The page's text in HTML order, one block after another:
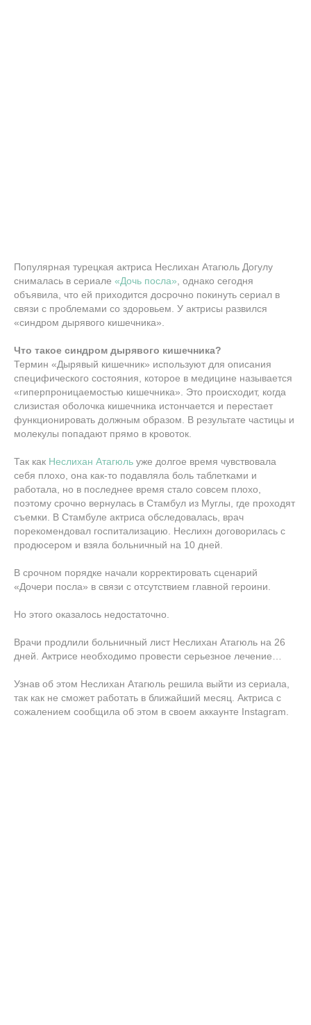
Популярная турецкая актриса Неслихан Атагюль Догулу
снималась в сериале «Дочь посла» , однако сегодня
объявила, что ей приходится досрочно покинуть сериал в
связи с проблемами со здоровьем. У актрисы развился
«синдром дырявого кишечника».
Что такое синдром дырявого кишечника?
Термин «Дырявый кишечник» используют для описания
специфического состояния, которое в медицине называется
«гиперпроницаемостью кишечника». Это происходит, когда
слизистая оболочка кишечника истончается и перестает
функционировать должным образом. В результате частицы и
молекулы попадают прямо в кровоток.
Так как Неслихан Атагюль уже долгое время чувствовала
себя плохо, она как-то подавляла боль таблетками и
работала, но в последнее время стало совсем плохо,
поэтому срочно вернулась в Стамбул из Муглы, где проходят
съемки. В Стамбуле актриса обследовалась, врач
порекомендовал госпитализацию. Неслихн договорилась с
продюсером и взяла больничный на 10 дней.
В срочном порядке начали корректировать сценарий
«Дочери посла» в связи с отсутствием главной героини.
Но этого оказалось недостаточно.
Врачи продлили больничный лист Неслихан Атагюль на 26
дней. Актрисе необходимо провести серьезное лечение…
Узнав об этом Неслихан Атагюль решила выйти из сериала,
так как не сможет работать в ближайший месяц. Актриса с
сожалением сообщила об этом в своем аккаунте Instagram.